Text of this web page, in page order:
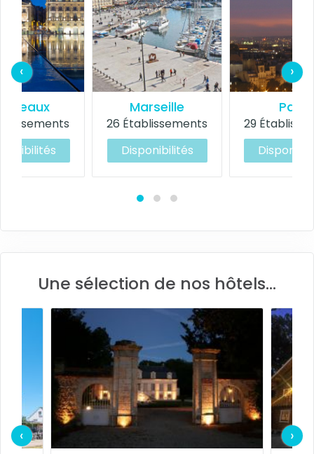
Marseille
26 Établissements
Disponibilités
Paris
29
‹ ›
Une sélection de nos hôtels...
‹ ›